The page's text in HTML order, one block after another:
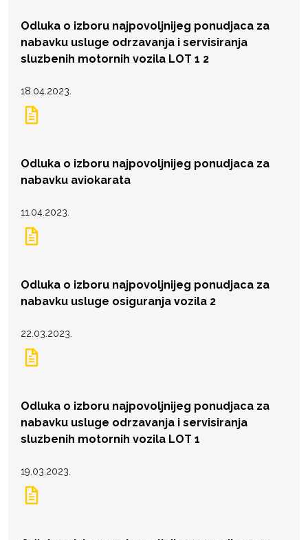
Odluka o izboru najpovoljnijeg ponudjaca za
nabavku usluge odrzavanja i servisiranja
sluzbenih motornih vozila LOT 1 2
18.04.2023.
Odluka o izboru najpovoljnijeg ponudjaca za
nabavku aviokarata
11.04.2023.
Odluka o izboru najpovoljnijeg ponudjaca za
nabavku usluge osiguranja vozila 2
22.03.2023.
Odluka o izboru najpovoljnijeg ponudjaca za
nabavku usluge odrzavanja i servisiranja
sluzbenih motornih vozila LOT 1
19.03.2023.